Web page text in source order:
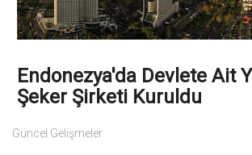
Endonezya'da Devlete Ait
Şeker Şirketi Kuruldu
Güncel Gelişmeler